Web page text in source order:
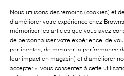
SUIVEZ-NOUS!:
Nous utilisons des témoins (cookies) et
d’améliorer votre expérience chez
mémoriser les articles que vous avez
de personnaliser votre expérience, de
pertinentes, de mesurer la performance
leur impact en magasin) et d’améliorer
accepter », vous consentez à cette